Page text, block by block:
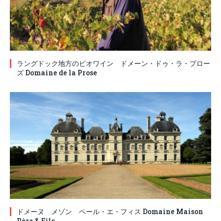
ラングドック地方のビオワイン ドメーン・ドゥ・ラ・プロー
ズ Domaine de la Prose
ドメーヌ メゾン ペール・エ・フィス Domaine Maison